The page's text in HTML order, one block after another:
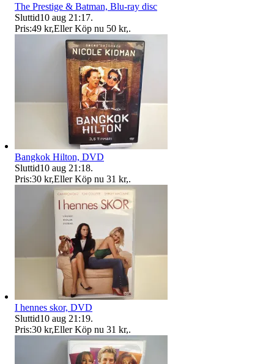
The Prestige & Batman, Blu-ray disc
Sluttid10 aug 21:17.
Pris:49 kr,Eller Köp nu 50 kr,.
Bangkok Hilton, DVD
Sluttid10 aug 21:18.
Pris:30 kr,Eller Köp nu 31 kr,.
I hennes skor, DVD
Sluttid10 aug 21:19.
Pris:30 kr,Eller Köp nu 31 kr,.